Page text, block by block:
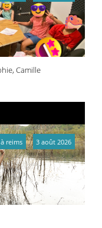
Camille
reims 3 août 2026